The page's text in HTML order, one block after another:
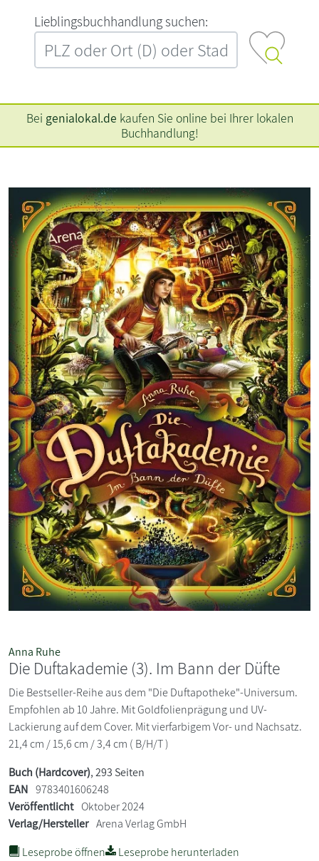
L‍i‍e‍b‍l‍i‍n‍g‍s‍b‍u‍c‍h‍h‍a‍n‍d‍l‍u‍n‍g‍ ‍s‍u‍c‍h‍e‍n‍:‍
Bei genialokal.de kaufen Sie online bei Ihrer lokalen
Buchhandlung!
Anna Ruhe
Die Duftakademie (3). Im Bann der Düfte
Die Bestseller-Reihe aus dem "Die Duftapotheke"-Universum.
Empfohlen ab 10 Jahre. Mit Goldfolienprägung und UV-
Lackierung auf dem Cover. Mit vierfarbigem Vor- und Nachsatz.
21,4 cm / 15,6 cm / 3,4 cm ( B/H/T )
Buch (Hardcover), 293 Seiten
EAN 9783401606248
Veröffentlicht Oktober 2024
Verlag/Hersteller Arena Verlag GmbH
Leseprobe öffnen
Leseprobe herunterladen